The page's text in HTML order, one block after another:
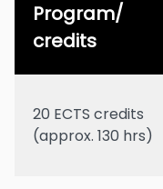
Program/
credits
20 ECTS credits
(approx. 130 hrs)